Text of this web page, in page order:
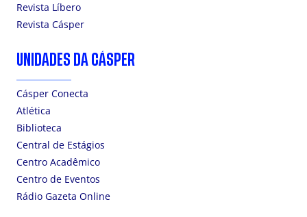
Revista Líbero
Revista Cásper
UNIDADES DA CÁSPER
Cásper Conecta
Atlética
Biblioteca
Central de Estágios
Centro Acadêmico
Centro de Eventos
Rádio Gazeta Online